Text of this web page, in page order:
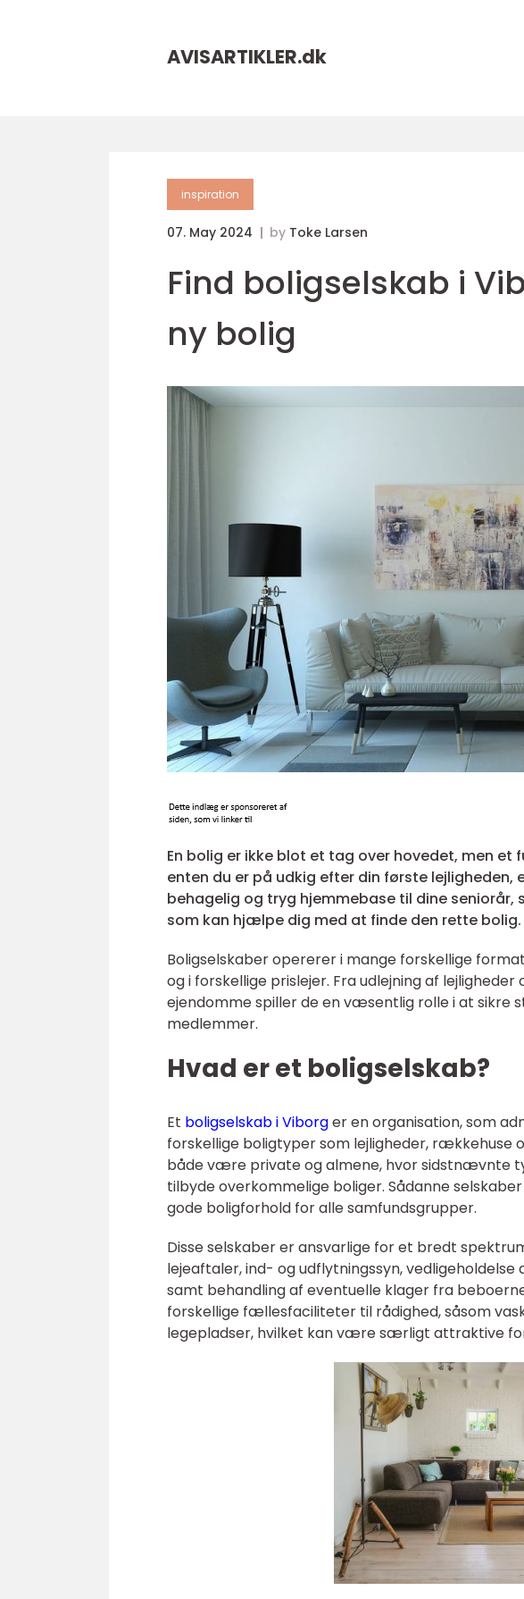
AVISARTIKLER.dk
inspiration
07. May 2024 by Toke Larsen
Find boligselskab i
ny bolig
En bolig er ikke blot et tag over hovedet, men
enten du er på udkig efter din første lejligheden,
behagelig og tryg hjemmebase til dine
som kan hjælpe dig med at finde den rette bolig.
Boligselskaber opererer i mange forskellige
og i forskellige prislejer. Fra udlejning af
ejendomme spiller de en væsentlig rolle i at sikre
medlemmer.
Hvad er et boligselskab?
Et boligselskab i Viborger en organisation, som
forskellige boligtyper som lejligheder, rækkehuse
både være private og almene, hvor sidstnævnte
tilbyde overkommelige boliger. Sådanne
gode boligforhold for alle samfundsgrupper.
Disse selskaber er ansvarlige for et bredt
lejeaftaler, ind- og udflytningssyn,
samt behandling af eventuelle klager fra
forskellige fællesfaciliteter til rådighed, såsom
legepladser, hvilket kan være særligt attraktive